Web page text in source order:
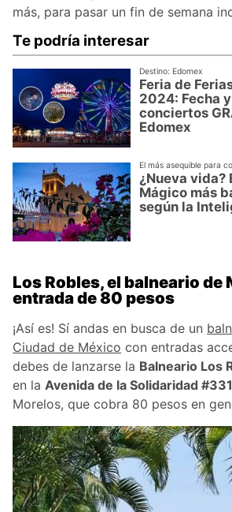
más, para pasar un fin de semana
Te podría interesar
Destino: Edomex
Feria de
2024: Fecha
conciertos
Edomex
El más asequible para
¿Nueva vida?
Mágico más
según la
Los Robles, el balneario de
entrada de 80 pesos
¡Así es! Sí andas en busca de un
Ciudad de México con entradas
debes de lanzarse la Balneario Los
en la Avenida de la Solidaridad #331
Morelos, que cobra 80 pesos en